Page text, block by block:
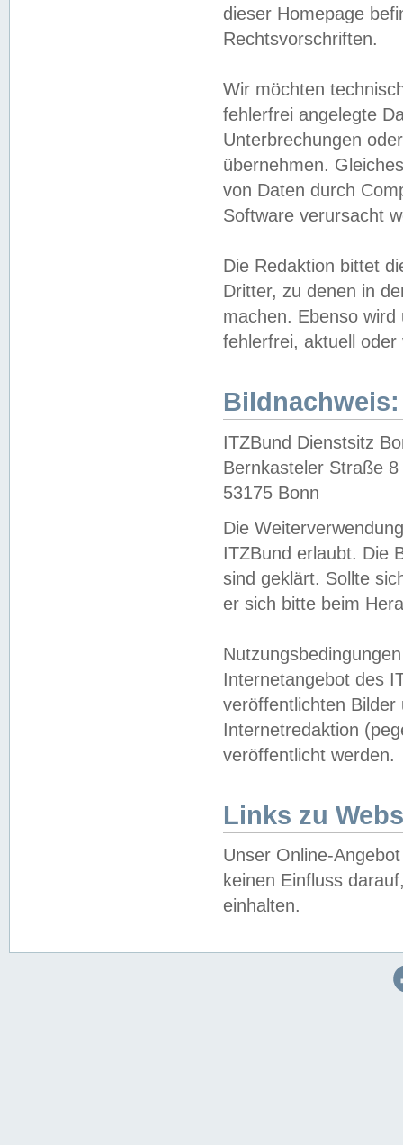
dieser Homepage
Rechtsvorschriften.
Wir möchten
fehlerfrei angelegte
Unterbrechungen
übernehmen.
von Daten durch
Software verursacht
Die Redaktion bittet
Dritter, zu denen in
machen. Ebenso
fehlerfrei, aktuell oder
Bildnachweis:
ITZBund Dienstsitz
Bernkasteler Straße 8
53175 Bonn
Die
ITZBund erlaubt. Die
sind geklärt. Sollte
er sich bitte beim
Internetangebot des
veröffentlichten
Internetredaktion
veröffentlicht werden.
Links zu
Unser Online-
keinen Einfluss
einhalten.